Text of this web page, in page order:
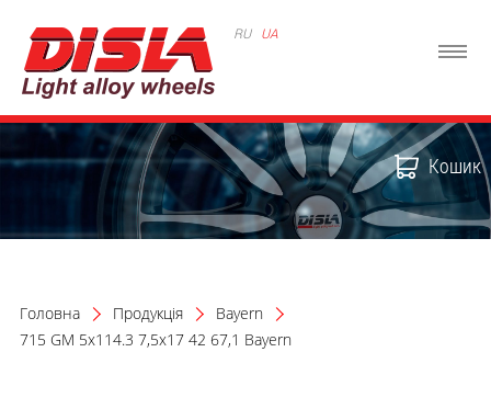
RU UA
Кошик
Головна Продукція
Bayern
715 GM 5x114.3 7,5x17 42 67,1 Bayern